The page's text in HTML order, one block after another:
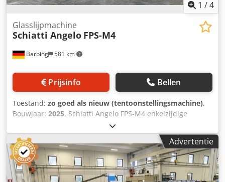
1 /4
Barbing 581 km
Glasslijpmachine
Schiatti Angelo FPS-M4
Prijsinfo Bellen
Toestand: zo goed als nieuw (tentoonstellingsmachine),
Bouwjaar: 2025, Schiatti Angelo FPS-M4 enkelzijdige
schuurmachine voor rechte randen met zoom 2x
oppervlaktespindels (1x diamant, 1x polijstmachine) 2x
zoomspindel (2x polijstmachine) Cedpjwd E D Njfx Aqpjha -
Glasdikte 3-20 mm - Minimale afmetingen 60 x 60 mm -
Maximaal laadgewicht 150 kg - Werkhoogte 830 mm -
solide, duurzame platentransporteur geleid door
Advertentie